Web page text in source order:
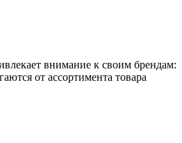
внимание к своим брендам:
от ассортимента товара